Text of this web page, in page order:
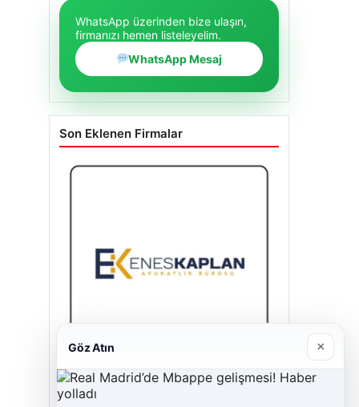
WhatsApp üzerinden bize ulaşın,
firmanızı hemen listeleyelim.
WhatsApp Mesaj
Son Eklenen Firmalar
Enes Kaplan Avukatlık Bürosu
Göz Atın ×